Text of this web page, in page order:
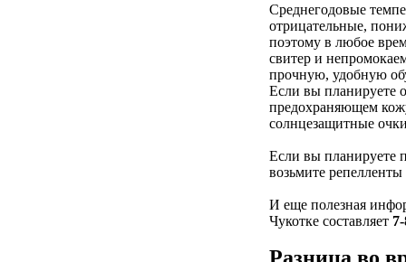
Среднегодовые
отрицательные,
поэтому в любое
свитер и
прочную, удобную
Если вы планируете
предохраняющем
солнцезащитные
Если вы планируете
возьмите
И еще полезная
Чукотке составляет